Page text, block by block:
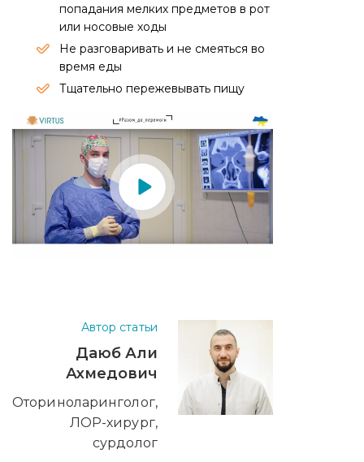
попадания мелких предметов в рот
или носовые ходы
Не разговаривать и не смеяться во
время еды
Тщательно пережевывать пищу
Автор статьи
Даюб Али
Ахмедович
Оториноларинголог,
ЛОР-хирург,
сурдолог